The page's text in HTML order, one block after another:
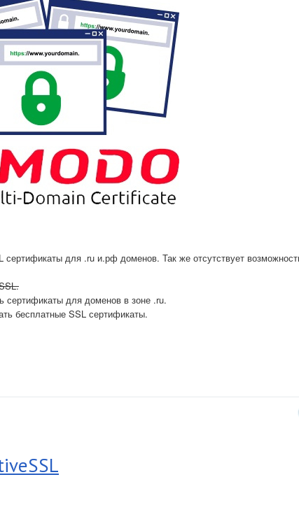
для .ru и.рф доменов. Так же отсутствует
сертификаты для доменов в зоне .ru.
бесплатные SSL сертификаты.